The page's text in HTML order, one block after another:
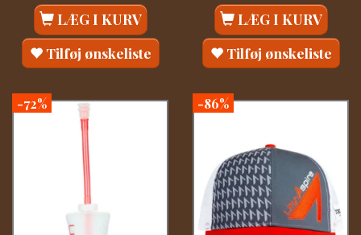
LÆG I KURV
Tilføj ønskeliste
LÆG I KURV
Tilføj ønskeliste
-72% -86%